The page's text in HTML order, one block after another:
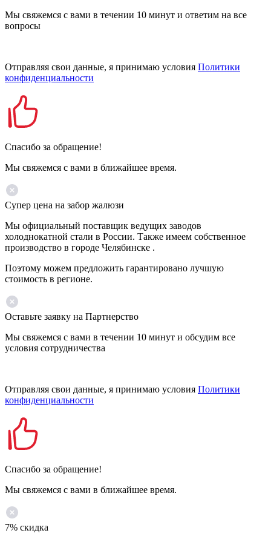
Мы свяжемся с вами в течении 10 минут и ответим на все
вопросы
Отправляя свои данные, я принимаю условия Политики
конфиденциальности
Спасибо за обращение!
Мы свяжемся с вами в ближайшее время.
Супер цена на забор жалюзи
Мы официальный поставщик ведущих заводов
холоднокатной стали в России. Также имеем собственное
производство в городе Челябинске .
Поэтому можем предложить гарантировано лучшую
стоимость в регионе.
Оставьте заявку на Партнерство
Мы свяжемся с вами в течении 10 минут и обсудим все
условия сотрудничества
Отправляя свои данные, я принимаю условия Политики
конфиденциальности
Спасибо за обращение!
Мы свяжемся с вами в ближайшее время.
7% скидка